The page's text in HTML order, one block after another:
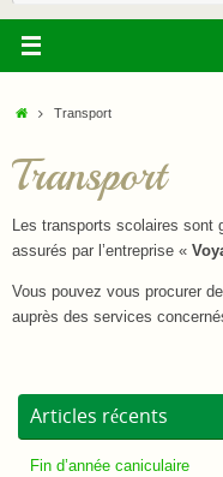
AccueilTransport
Transport
Les transports scolaires sont
assurés par l’entreprise «
Vous pouvez vous procurer
auprès des services
Articles récents
Fin d’année caniculaire